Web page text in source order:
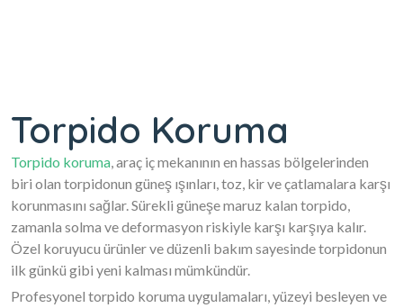
Torpido Koruma
Torpido koruma, araç iç mekanının en hassas bölgelerinden
biri olan torpidonun güneş ışınları, toz, kir ve çatlamalara karşı
korunmasını sağlar. Sürekli güneşe maruz kalan torpido,
zamanla solma ve deformasyon riskiyle karşı karşıya kalır.
Özel koruyucu ürünler ve düzenli bakım sayesinde torpidonun
ilk günkü gibi yeni kalması mümkündür.
Profesyonel torpido koruma uygulamaları, yüzeyi besleyen ve